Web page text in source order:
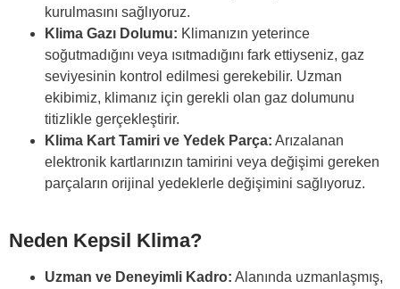
kurulmasını sağlıyoruz.
Klima Gazı Dolumu: Klimanızın yeterince
soğutmadığını veya ısıtmadığını fark ettiyseniz, gaz
seviyesinin kontrol edilmesi gerekebilir. Uzman
ekibimiz, klimanız için gerekli olan gaz dolumunu
titizlikle gerçekleştirir.
Klima Kart Tamiri ve Yedek Parça: Arızalanan
elektronik kartlarınızın tamirini veya değişimi gereken
parçaların orijinal yedeklerle değişimini sağlıyoruz.
Neden Kepsil Klima?
Uzman ve Deneyimli Kadro: Alanında uzmanlaşmış,